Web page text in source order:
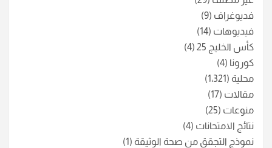
فديوغراف (9)
فيديوهات (14)
كأس الخليج 25
(4)
كورونا (4)
محلية (1٬321)
مقالات (17)
منوعات (25)
نتائج الامتحانات (4)
نموذج التجقق من صحة الوثيقة (1)